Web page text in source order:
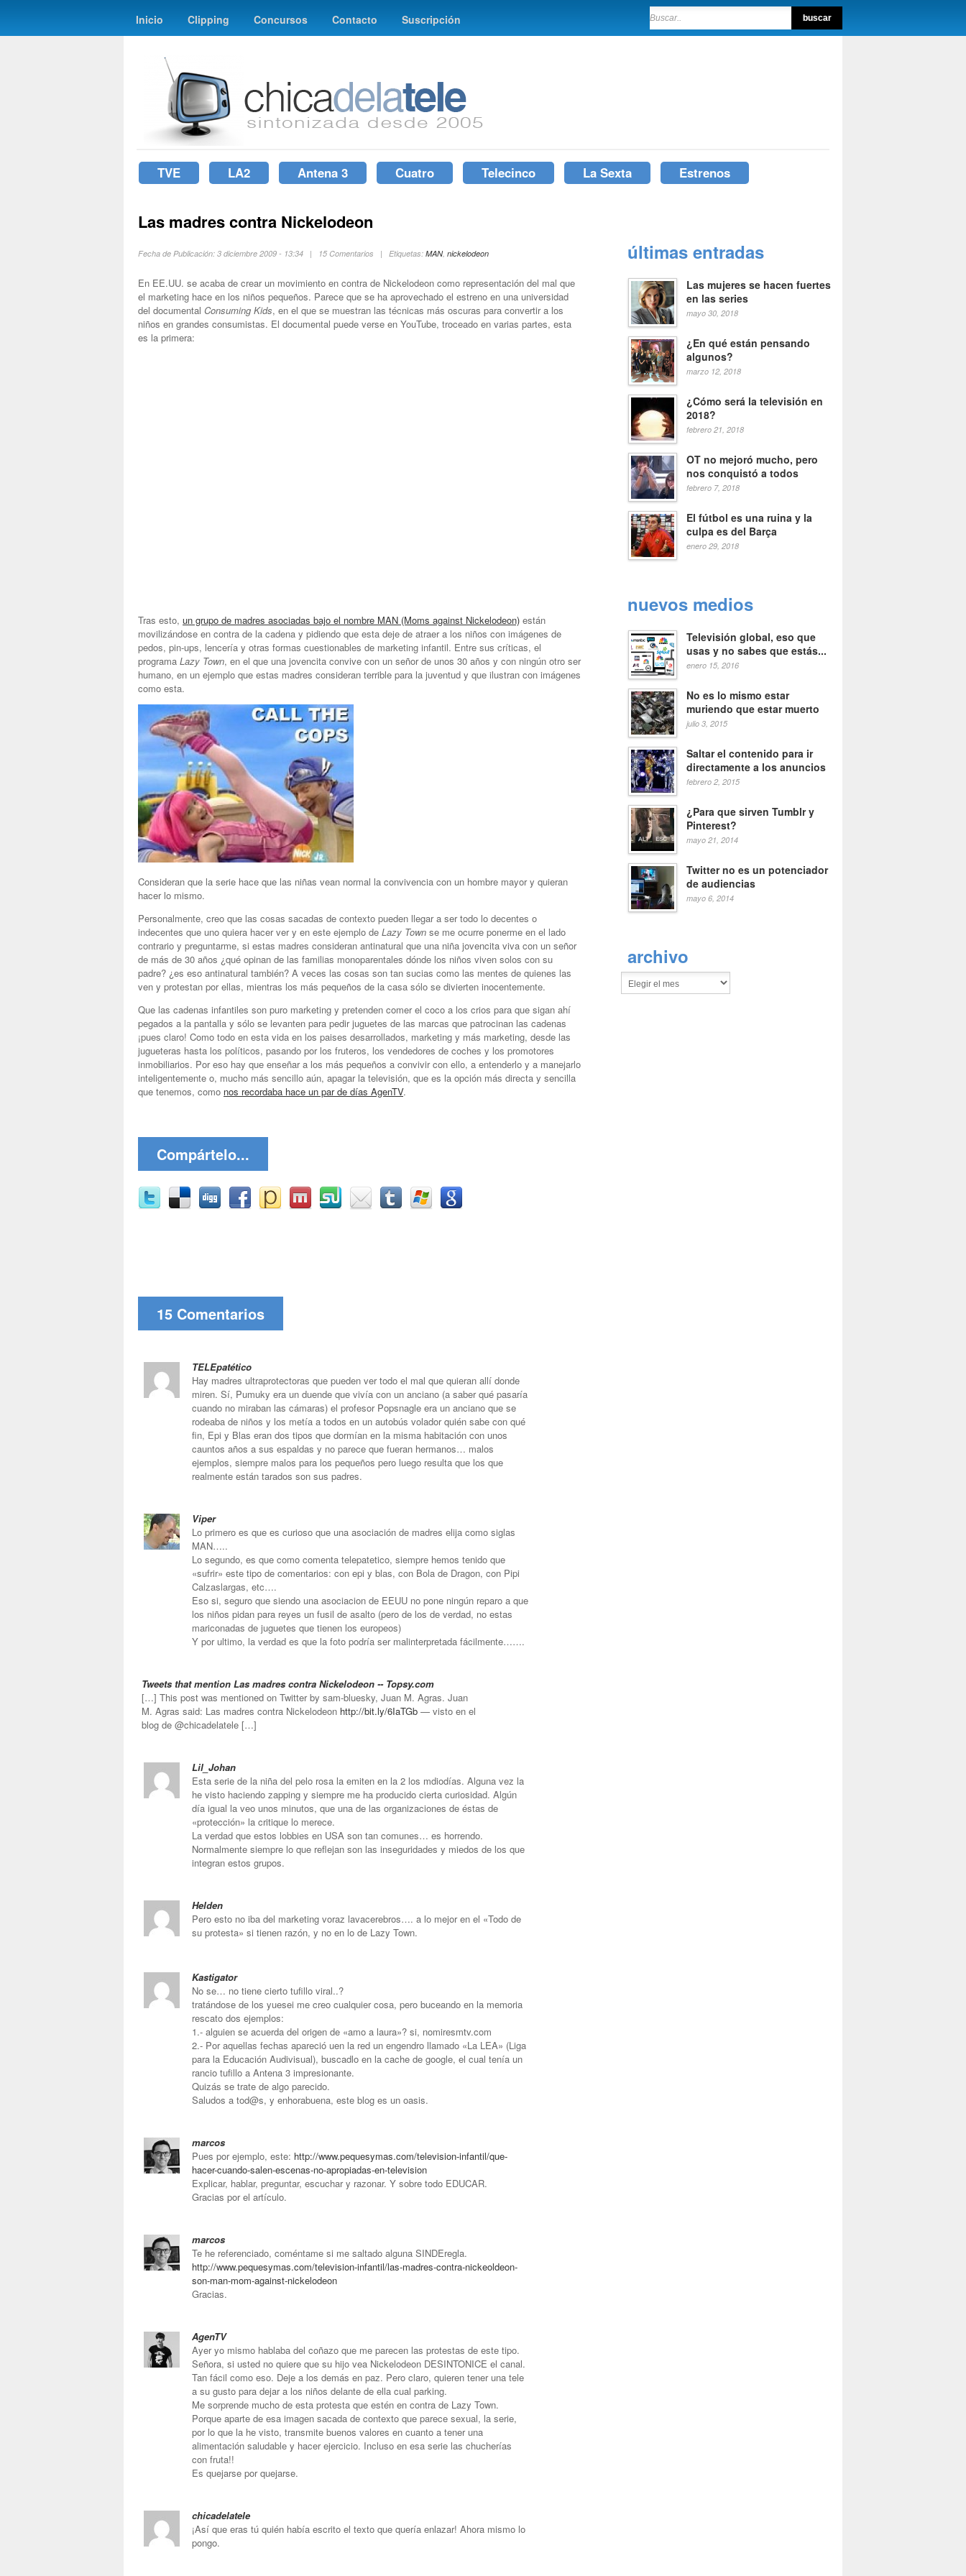
Inicio Clipping Concursos Contacto Suscripción
TVE LA2 Antena 3 Cuatro Telecinco La Sexta Estrenos
Las madres contra Nickelodeon
Fecha de Publicación: 3 diciembre 2009 - 13:34 | 15 Comentarios | Etiquetas: MAN, nickelodeon
En EE.UU. se acaba de crear un movimiento en contra de Nickelodeon como representación del mal que
el marketing hace en los niños pequeños. Parece que se ha aprovechado el estreno en una universidad
del documental Consuming Kids, en el que se muestran las técnicas más oscuras para convertir a los
niños en grandes consumistas. El documental puede verse en YouTube, troceado en varias partes, esta
es la primera:
Tras esto, un grupo de madres asociadas bajo el nombre MAN (Moms against Nickelodeon) están
movilizándose en contra de la cadena y pidiendo que esta deje de atraer a los niños con imágenes de
pedos, pin-ups, lencería y otras formas cuestionables de marketing infantil. Entre sus críticas, el
programa Lazy Town, en el que una jovencita convive con un señor de unos 30 años y con ningún otro ser
humano, en un ejemplo que estas madres consideran terrible para la juventud y que ilustran con imágenes
como esta.
Consideran que la serie hace que las niñas vean normal la convivencia con un hombre mayor y quieran
hacer lo mismo.
Personalmente, creo que las cosas sacadas de contexto pueden llegar a ser todo lo decentes o
indecentes que uno quiera hacer ver y en este ejemplo de Lazy Town se me ocurre ponerme en el lado
contrario y preguntarme, si estas madres consideran antinatural que una niña jovencita viva con un señor
de más de 30 años ¿qué opinan de las familias monoparentales dónde los niños viven solos con su
padre? ¿es eso antinatural también? A veces las cosas son tan sucias como las mentes de quienes las
ven y protestan por ellas, mientras los más pequeños de la casa sólo se divierten inocentemente.
Que las cadenas infantiles son puro marketing y pretenden comer el coco a los crios para que sigan ahí
pegados a la pantalla y sólo se levanten para pedir juguetes de las marcas que patrocinan las cadenas
¡pues claro! Como todo en esta vida en los paises desarrollados, marketing y más marketing, desde las
jugueteras hasta los políticos, pasando por los fruteros, los vendedores de coches y los promotores
inmobiliarios. Por eso hay que enseñar a los más pequeños a convivir con ello, a entenderlo y a manejarlo
inteligentemente o, mucho más sencillo aún, apagar la televisión, que es la opción más directa y sencilla
que tenemos, como nos recordaba hace un par de días AgenTV.
Compártelo...
15 Comentarios
TELEpatético
Hay madres ultraprotectoras que pueden ver todo el mal que quieran allí donde
miren. Sí, Pumuky era un duende que vivía con un anciano (a saber qué pasaría
cuando no miraban las cámaras) el profesor Popsnagle era un anciano que se
rodeaba de niños y los metía a todos en un autobús volador quién sabe con qué
fin, Epi y Blas eran dos tipos que dormían en la misma habitación con unos
cauntos años a sus espaldas y no parece que fueran hermanos… malos
ejemplos, siempre malos para los pequeños pero luego resulta que los que
realmente están tarados son sus padres.
Viper
Lo primero es que es curioso que una asociación de madres elija como siglas
MAN…..
Lo segundo, es que como comenta telepatetico, siempre hemos tenido que
«sufrir» este tipo de comentarios: con epi y blas, con Bola de Dragon, con Pipi
Calzaslargas, etc….
Eso si, seguro que siendo una asociacion de EEUU no pone ningún reparo a que
los niños pidan para reyes un fusil de asalto (pero de los de verdad, no estas
mariconadas de juguetes que tienen los europeos)
Y por ultimo, la verdad es que la foto podría ser malinterpretada fácilmente…….
Tweets that mention Las madres contra Nickelodeon -- Topsy.com
[…] This post was mentioned on Twitter by sam-bluesky, Juan M. Agras. Juan
M. Agras said: Las madres contra Nickelodeon http://bit.ly/6IaTGb — visto en el
blog de @chicadelatele […]
Lil_Johan
Esta serie de la niña del pelo rosa la emiten en la 2 los mdiodías. Alguna vez la
he visto haciendo zapping y siempre me ha producido cierta curiosidad. Algún
día igual la veo unos minutos, que una de las organizaciones de éstas de
«protección» la critique lo merece.
La verdad que estos lobbies en USA son tan comunes… es horrendo.
Normalmente siempre lo que reflejan son las inseguridades y miedos de los que
integran estos grupos.
Helden
Pero esto no iba del marketing voraz lavacerebros…. a lo mejor en el «Todo de
su protesta» si tienen razón, y no en lo de Lazy Town.
Kastigator
No se… no tiene cierto tufillo viral..?
tratándose de los yuesei me creo cualquier cosa, pero buceando en la memoria
rescato dos ejemplos:
1.- alguien se acuerda del origen de «amo a laura»? si, nomiresmtv.com
2.- Por aquellas fechas apareció uen la red un engendro llamado «La LEA» (Liga
para la Educación Audivisual), buscadlo en la cache de google, el cual tenía un
rancio tufillo a Antena 3 impresionante.
Quizás se trate de algo parecido.
Saludos a tod@s, y enhorabuena, este blog es un oasis.
marcos
Pues por ejemplo, este: http://www.pequesymas.com/television-infantil/que-
hacer-cuando-salen-escenas-no-apropiadas-en-television
Explicar, hablar, preguntar, escuchar y razonar. Y sobre todo EDUCAR.
Gracias por el artículo.
marcos
Te he referenciado, coméntame si me saltado alguna SINDEregla.
http://www.pequesymas.com/television-infantil/las-madres-contra-nickeoldeon-
son-man-mom-against-nickelodeon
Gracias.
AgenTV
Ayer yo mismo hablaba del coñazo que me parecen las protestas de este tipo.
Señora, si usted no quiere que su hijo vea Nickelodeon DESINTONICE el canal.
Tan fácil como eso. Deje a los demás en paz. Pero claro, quieren tener una tele
a su gusto para dejar a los niños delante de ella cual parking.
Me sorprende mucho de esta protesta que estén en contra de Lazy Town.
Porque aparte de esa imagen sacada de contexto que parece sexual, la serie,
por lo que la he visto, transmite buenos valores en cuanto a tener una
alimentación saludable y hacer ejercicio. Incluso en esa serie las chucherías
con fruta!!
Es quejarse por quejarse.
chicadelatele
¡Así que eras tú quién había escrito el texto que quería enlazar! Ahora mismo lo
pongo.
últimas entradas
Las mujeres se hacen fuertes
en las series
mayo 30, 2018
¿En qué están pensando
algunos?
marzo 12, 2018
¿Cómo será la televisión en
2018?
febrero 21, 2018
OT no mejoró mucho, pero
nos conquistó a todos
febrero 7, 2018
El fútbol es una ruina y la
culpa es del Barça
enero 29, 2018
nuevos medios
Televisión global, eso que
usas y no sabes que estás...
enero 15, 2016
No es lo mismo estar
muriendo que estar muerto
julio 3, 2015
Saltar el contenido para ir
directamente a los anuncios
febrero 2, 2015
¿Para que sirven Tumblr y
Pinterest?
mayo 21, 2014
Twitter no es un potenciador
de audiencias
mayo 6, 2014
archivo